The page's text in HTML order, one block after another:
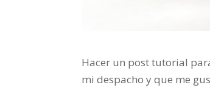
Hacer un post tutorial
mi despacho y que me